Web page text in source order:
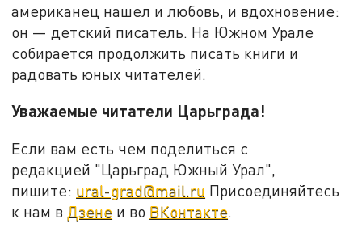
американец нашел и любовь, и вдохновение:
он — детский писатель. На Южном Урале
собирается продолжить писать книги и
радовать юных читателей.
Уважаемые читатели Царьграда!
Если вам есть чем поделиться с
редакцией "Царьград Южный Урал",
пишите: ural-grad@mail.ru Присоединяйтесь
к нам в Дзене и во ВКонтакте.